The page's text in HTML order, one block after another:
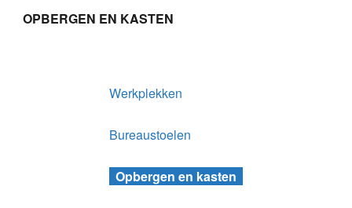
OPBERGEN EN KASTEN
Werkplekken
Bureaustoelen
Opbergen en kasten